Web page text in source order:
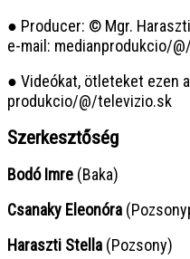
● Producer: © Mgr.
e-mail: medianprodukcio/
● Videókat, ötleteket ezen
produkcio/@/televizio.sk
Szerkesztőség
Bodó Imre (Baka)
Csanaky Eleonóra
Haraszti Stella (Pozsony)